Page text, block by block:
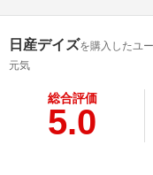
日産デイズを購入したユ
元気
総合評価
5.0